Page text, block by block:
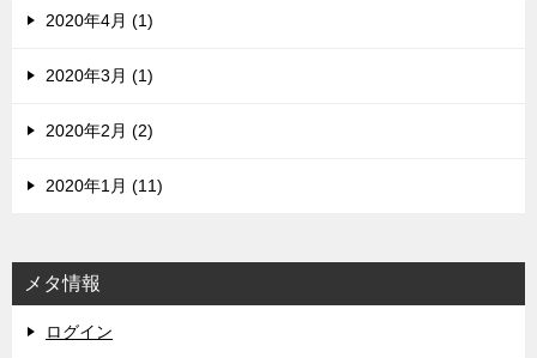
2020年4月 (1)
2020年3月 (1)
2020年2月 (2)
2020年1月 (11)
メタ情報
ログイン